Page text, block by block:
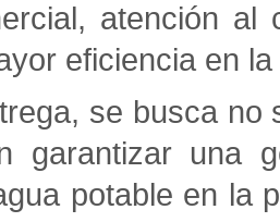
atención
eficiencia en
se busca no
garantizar una
potable en la